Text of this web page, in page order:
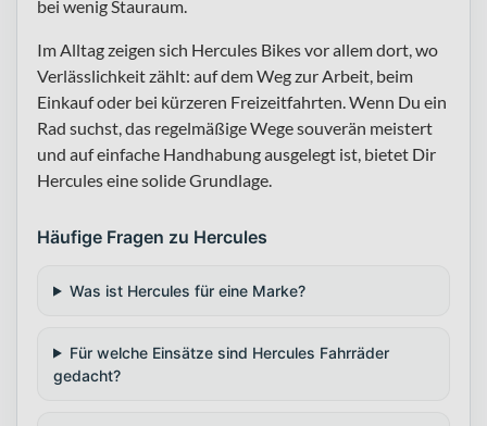
bei wenig Stauraum.
Im Alltag zeigen sich Hercules Bikes vor allem dort, wo
Verlässlichkeit zählt: auf dem Weg zur Arbeit, beim
Einkauf oder bei kürzeren Freizeitfahrten. Wenn Du ein
Rad suchst, das regelmäßige Wege souverän meistert
und auf einfache Handhabung ausgelegt ist, bietet Dir
Hercules eine solide Grundlage.
Häufige Fragen zu Hercules
Was ist Hercules für eine Marke?
Für welche Einsätze sind Hercules Fahrräder
gedacht?